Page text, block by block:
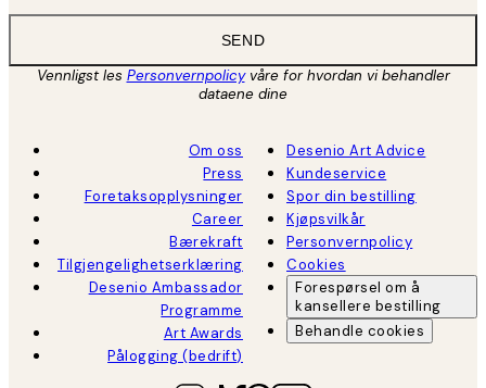
SEND
Vennligst les Personvernpolicyvåre for hvordan vi behandler
dataene dine
Om oss
Press
Foretaksopplysninger
Career
Bærekraft
Tilgjengelighetserklæring
Desenio Ambassador
Programme
Art Awards
Pålogging (bedrift)
Desenio Art Advice
Kundeservice
Spor din bestilling
Kjøpsvilkår
Personvernpolicy
Cookies
Forespørsel om å
kansellere bestilling
Behandle cookies